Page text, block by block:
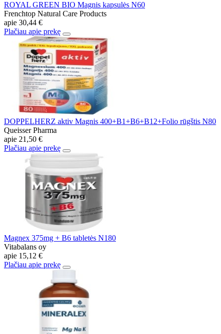
ROYAL GREEN BIO Magnis kapsulės N60
Frenchtop Natural Care Products
apie 30,44 €
Plačiau apie prekę
DOPPELHERZ aktiv Magnis 400+B1+B6+B12+Folio rūgštis N80
Queisser Pharma
apie 21,50 €
Plačiau apie prekę
Magnex 375mg + B6 tabletės N180
Vitabalans oy
apie 15,12 €
Plačiau apie prekę